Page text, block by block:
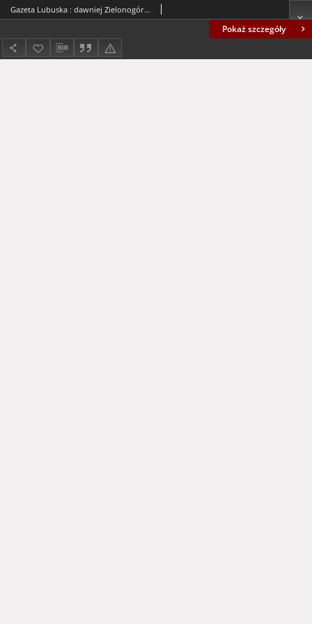
Pokaż szczegóły
Gazeta Lubuska : dawniej Zielonogórska-Gorzowska R. XLII [właśc. XLIII], nr 137 (14 czerwca 1994). - Wyd. 1